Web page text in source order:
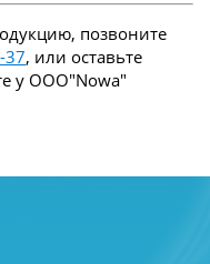
позвоните
37, или оставьте
у ООО"Nowa"